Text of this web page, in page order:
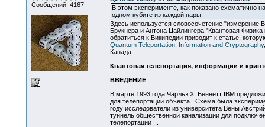
Сообщений: 4167
В этом эксперименте, как показано схематично
одном кубите из каждой пары.
Здесь используется словосочетение "измерение
Брукнера и Антона Цайлингера "Квантовая
обратиться к Википедии приводит к статье,
Quantum Teleportation, Information and Cryptography
Канада.
Квантовая телепортация, информации и
ВВЕДЕНИЕ
В марте 1993 года Чарльз Х. Беннетт IBM
для телепортации объекта. Схема была
году исследователи из университета Вены
туннель общественной канализации для
телепортации ...